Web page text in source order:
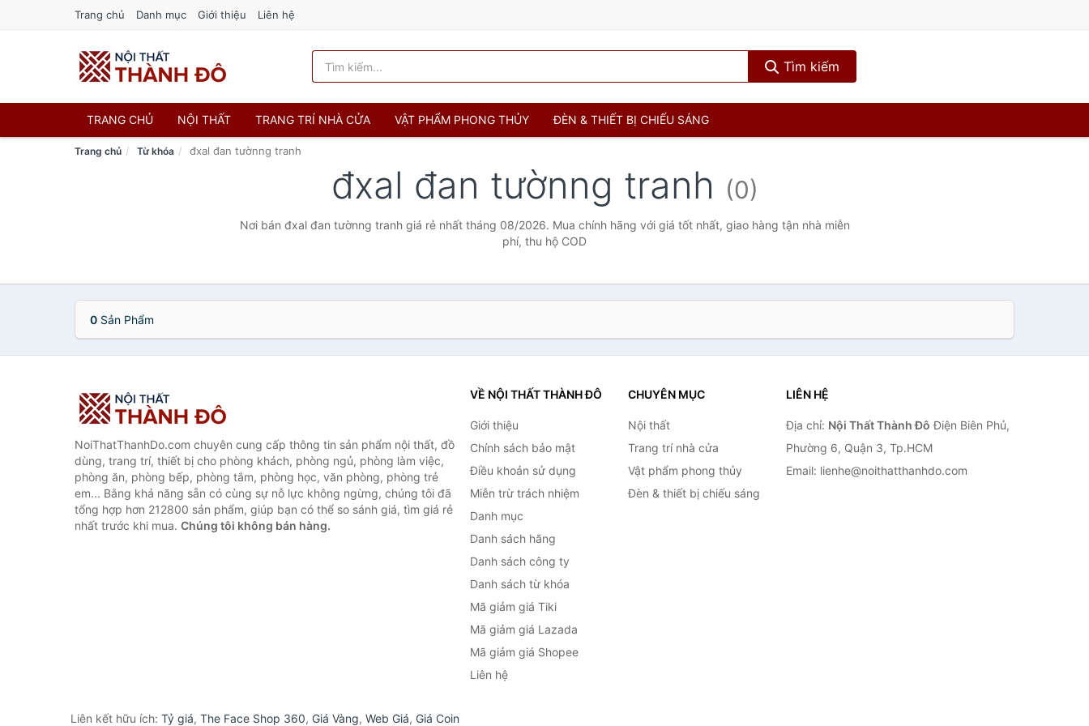
Trang chủ Danh mục Giới thiệu Liên hệ
Tìm kiếm
TRANG CHỦ NỘI THẤT TRANG TRÍ NHÀ CỬA VẬT PHẨM PHONG THỦY ĐÈN & THIẾT BỊ CHIẾU SÁNG
Trang chủ Từ khóa đxal đan tườnng tranh
đxal đan tườnng tranh (0)
Nơi bán đxal đan tườnng tranh giá rẻ nhất tháng 08/2026. Mua chính hãng với giá tốt nhất, giao hàng tận nhà miễn
phí, thu hộ COD
0 Sản Phẩm
NoiThatThanhDo.com chuyên cung cấp thông tin sản phẩm nội thất, đồ
dùng, trang trí, thiết bị cho phòng khách, phòng ngủ, phòng làm việc,
phòng ăn, phòng bếp, phòng tắm, phòng học, văn phòng, phòng trẻ
em... Bằng khả năng sẵn có cùng sự nỗ lực không ngừng, chúng tôi đã
tổng hợp hơn 212800 sản phẩm, giúp bạn có thể so sánh giá, tìm giá rẻ
nhất trước khi mua. Chúng tôi không bán hàng.
VỀ NỘI THẤT THÀNH ĐÔ
Giới thiệu
Chính sách bảo mật
Điều khoản sử dụng
Miễn trừ trách nhiệm
Danh mục
Danh sách hãng
Danh sách công ty
Danh sách từ khóa
Mã giảm giá Tiki
Mã giảm giá Lazada
Mã giảm giá Shopee
Liên hệ
CHUYÊN MỤC
Nội thất
Trang trí nhà cửa
Vật phẩm phong thủy
Đèn & thiết bị chiếu sáng
LIÊN HỆ
Địa chỉ: Nội Thất Thành Đô Điện Biên Phủ,
Phường 6, Quận 3, Tp.HCM
Email: lienhe@noithatthanhdo.com
Liên kết hữu ích: Tỷ giá, The Face Shop 360, Giá Vàng, Web Giá, Giá Coin